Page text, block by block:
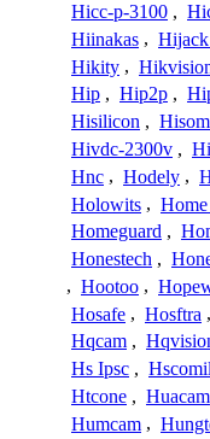
Hicc-p-3100 ,
Hiinakas ,
Hikity ,
Hip , Hip2p ,
Hisilicon ,
Hivdc-2300v ,
Hnc , Hodely ,
Holowits ,
Homeguard ,
Honestech ,
, Hootoo ,
Hosafe , Hosftra ,
Hqcam ,
Hs Ipsc ,
Htcone , Huacam
Humcam ,